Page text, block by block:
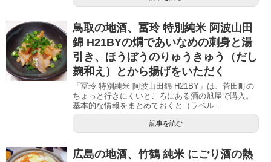
鳥取の地酒、冨玲 特別純米 阿波山田
錦 H21BYの燗であいなめの刺身と湯
引き、ほうぼうのりゅうきゅう（だし
麹和え）とから揚げをいただく
「冨玲 特別純米 阿波山田錦 H21BY」は、菅田町の
ちょっと行きにくいところにある酒の旭屋で購入。
基本的な情報をまとめておくと（ラベル...
記事を読む
広島の地酒、竹鶴 純米 にごり酒の熱